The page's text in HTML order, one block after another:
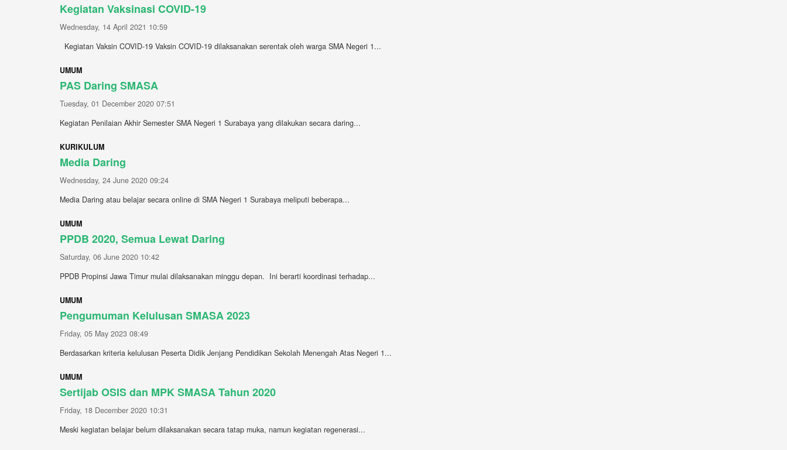
Kegiatan Vaksinasi COVID-19
Wednesday, 14 April 2021 10:59
Kegiatan Vaksin COVID-19 Vaksin COVID-19 dilaksanakan serentak oleh warga SMA Negeri 1...
UMUM
PAS Daring SMASA
Tuesday, 01 December 2020 07:51
Kegiatan Penilaian Akhir Semester SMA Negeri 1 Surabaya yang dilakukan secara daring...
KURIKULUM
Media Daring
Wednesday, 24 June 2020 09:24
Media Daring atau belajar secara online di SMA Negeri 1 Surabaya meliputi beberapa...
UMUM
PPDB 2020, Semua Lewat Daring
Saturday, 06 June 2020 10:42
PPDB Propinsi Jawa Timur mulai dilaksanakan minggu depan. Ini berarti koordinasi terhadap...
UMUM
Pengumuman Kelulusan SMASA 2023
Friday, 05 May 2023 08:49
Berdasarkan kriteria kelulusan Peserta Didik Jenjang Pendidikan Sekolah Menengah Atas Negeri 1...
UMUM
Sertijab OSIS dan MPK SMASA Tahun 2020
Friday, 18 December 2020 10:31
Meski kegiatan belajar belum dilaksanakan secara tatap muka, namun kegiatan regenerasi...